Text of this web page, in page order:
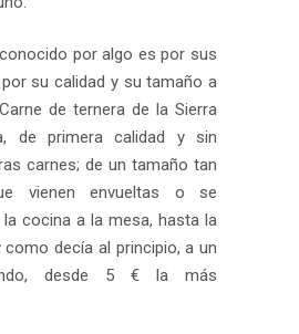
por algo es por sus
su calidad y su tamaño a
de ternera de la Sierra
de primera calidad y sin
carnes; de un tamaño tan
vienen envueltas o se
cocina a la mesa, hasta la
como decía al principio, a un
desde 5 € la más